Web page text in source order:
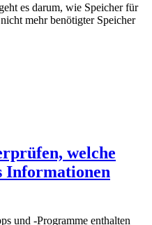
es darum, wie Speicher für
mehr benötigter Speicher
welche
Informationen
und -Programme enthalten